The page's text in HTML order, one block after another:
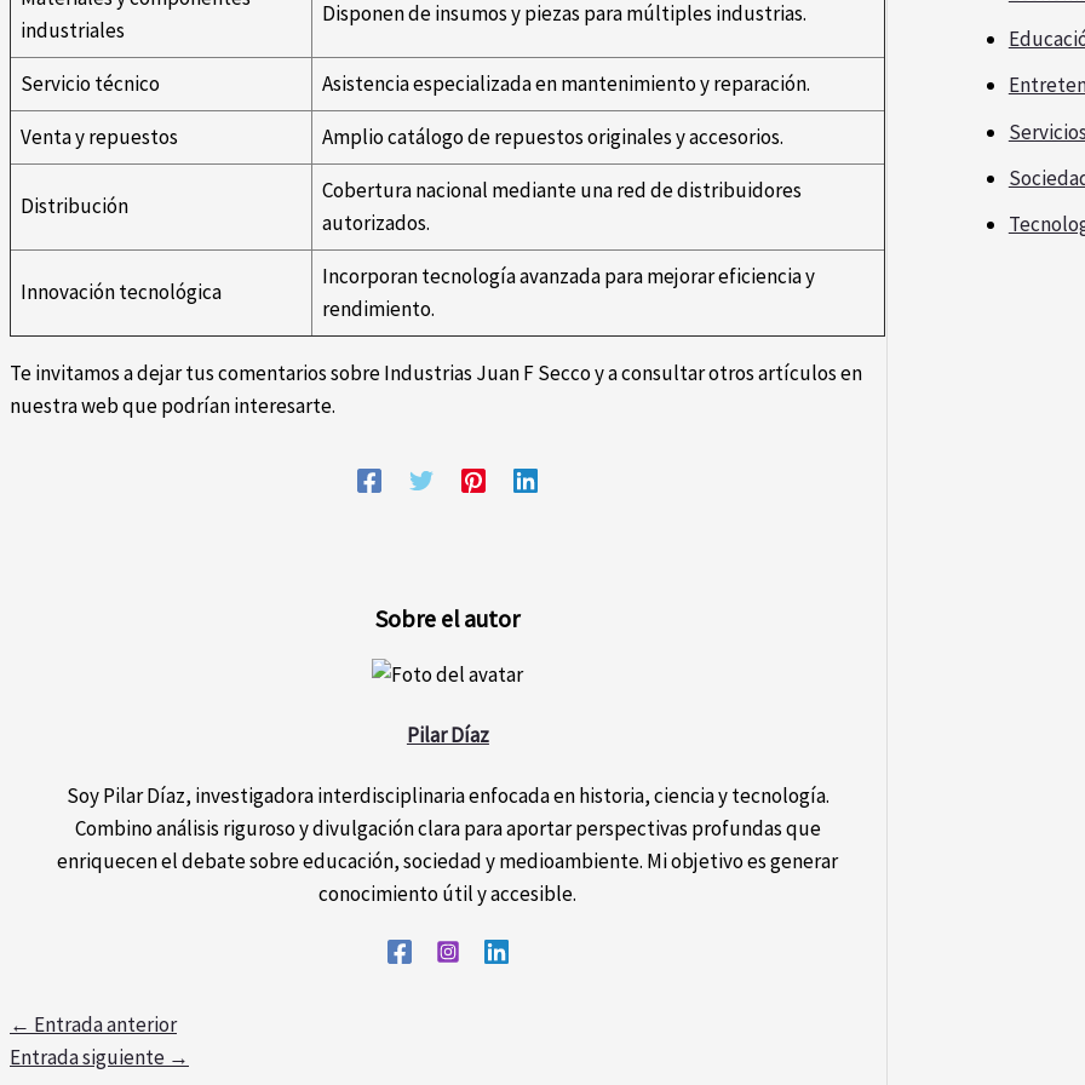
industriales
Disponen de insumos y piezas para múltiples industrias.
Servicio técnico
Asistencia especializada en mantenimiento y reparación.
Venta y repuestos
Amplio catálogo de repuestos originales y accesorios.
Distribución
Cobertura nacional mediante una red de distribuidores
autorizados.
Innovación tecnológica
Incorporan tecnología avanzada para mejorar eficiencia y
rendimiento.
Te invitamos a dejar tus comentarios sobre Industrias Juan F Secco y a consultar otros artículos en
nuestra web que podrían interesarte.
Sobre el autor
Pilar Díaz
Soy Pilar Díaz, investigadora interdisciplinaria enfocada en historia, ciencia y tecnología.
Combino análisis riguroso y divulgación clara para aportar perspectivas profundas que
enriquecen el debate sobre educación, sociedad y medioambiente. Mi objetivo es generar
conocimiento útil y accesible.
← Entrada anterior
Entrada siguiente →
Servicios